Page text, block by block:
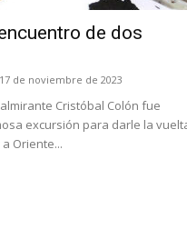
de dos
17 de noviembre de 2023
Cristóbal Colón fue
excursión para darle la
Oriente...